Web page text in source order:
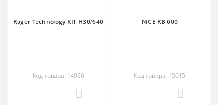
Roger Technology KIT H30/640
Код товара: 14956
NICE RB 600
Код товара: 15015